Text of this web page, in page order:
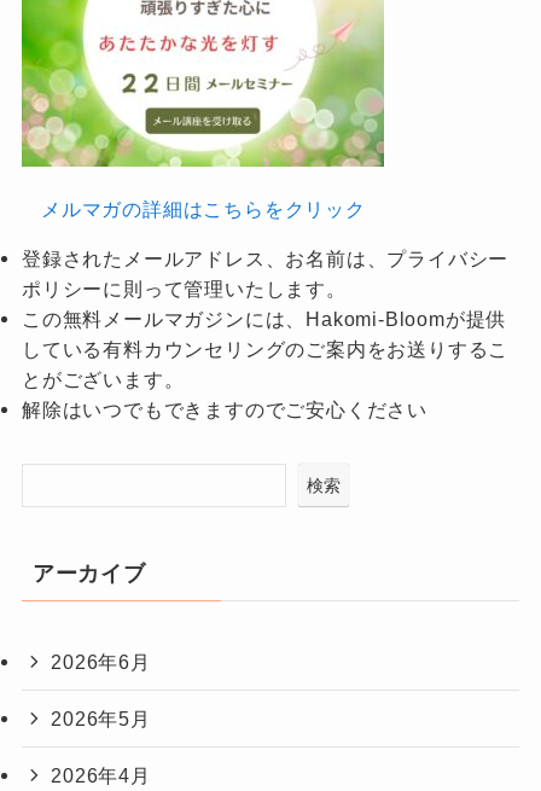
メルマガの詳細はこちらをクリック
登録されたメールアドレス、お名前は、プライバシー
ポリシーに則って管理いたします。
この無料メールマガジンには、Hakomi-Bloomが提供
している有料カウンセリングのご案内をお送りするこ
とがございます。
解除はいつでもできますのでご安心ください
検索
アーカイブ
2026年6月
2026年5月
2026年4月